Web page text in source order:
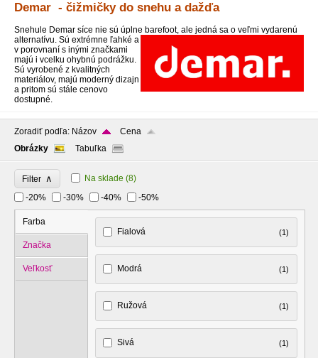
Demar - čižmičky do snehu a dažďa
Snehule Demar síce nie sú úplne barefoot, ale jedná sa o veľmi vydarenú
alternatívu. Sú extrémne ľahké a
v porovnaní s inými značkami
majú i vcelku ohybnú podrážku.
Sú vyrobené z kvalitných
materiálov, majú moderný dizajn
a pritom sú stále cenovo
dostupné.
Zoradiť podľa: Názov
Cena
Obrázky
Tabuľka
Filter ∧ Na sklade (8)
-20%
-30% -40% -50%
Farba
Značka
Veľkosť
Fialová (1)
Modrá (1)
Ružová (1)
Sivá (1)